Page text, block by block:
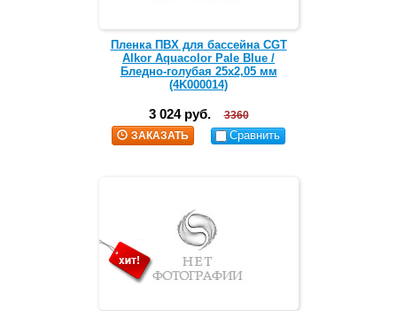
Пленка ПВХ для бассейна CGT
Alkor Aquacolor Pale Blue /
Бледно-голубая 25х2,05 мм
(4K000014)
3 024 руб.
3360
ЗАКАЗАТЬ
Сравнить